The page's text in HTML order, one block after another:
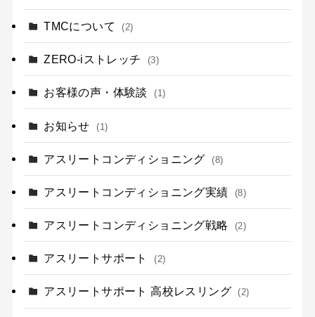
TMCについて (2)
ZERO-iストレッチ (3)
お客様の声・体験談 (1)
お知らせ (1)
アスリートコンディショニング (8)
アスリートコンディショニング実績 (8)
アスリートコンディショニング戦略 (2)
アスリートサポート (2)
アスリートサポート 高校レスリング (2)